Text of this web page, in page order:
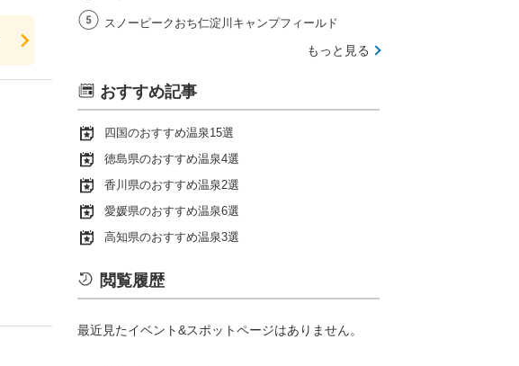
スノーピークおち仁淀川キャンプフィールド
もっと見る
おすすめ記事
四国のおすすめ温泉15選
徳島県のおすすめ温泉4選
香川県のおすすめ温泉2選
愛媛県のおすすめ温泉6選
高知県のおすすめ温泉3選
閲覧履歴
最近見たイベント&スポットページはありません。